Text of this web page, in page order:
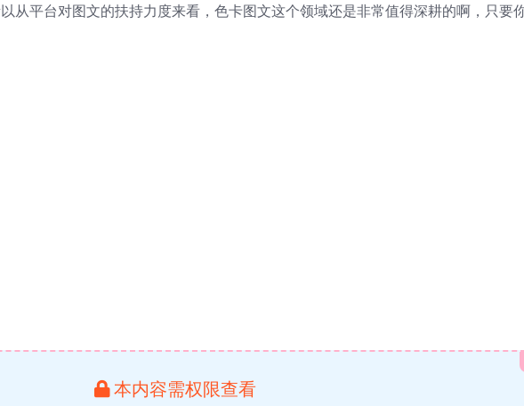
从平台对图文的扶持力度来看，色卡图文这个领域还是非常值得深耕的啊，只要
本内容需权限查看